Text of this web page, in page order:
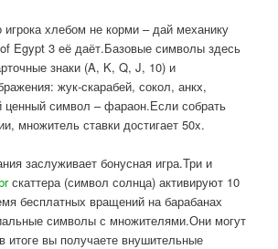
игрока хлебом не корми – дай механику
Egypt 3 её даёт.Базовые символы здесь
знаки (A, K, Q, J, 10) и
жук-скарабей, сокол, анкх,
символ – фараон.Если собрать
множитель ставки достигает 50x.
заслуживает бонусная игра.Три и
скаттера (символ солнца) активируют 10
бесплатных вращений на барабанах
символы с множителями.Они могут
итоге вы получаете внушительные